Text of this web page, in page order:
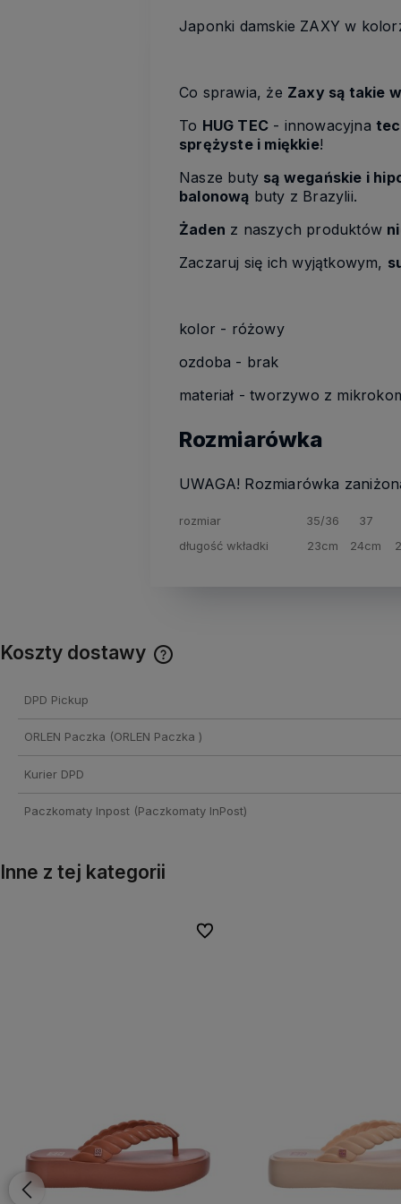
Japonki damskie ZAXY w
Co sprawia, że Zaxy są takie
To HUG TEC - innowacyjna
sprężyste i miękkie!
Nasze buty są wegańskie i
balonową buty z Brazylii.
Żaden z naszych produktów
Zaczaruj się ich wyjątkowym,
kolor - różowy
ozdoba - brak
materiał - tworzywo z
Rozmiarówka
UWAGA! Rozmiarówka
rozmiar 35/36 37
długość wkładki
23cm 24cm
Koszty dostawy
DPD Pickup
ORLEN Paczka (ORLEN Paczka )
Kurier DPD
Paczkomaty Inpost(Paczkomaty InPost)
Inne z tej kategorii
Do ulubionych
Do ulubionych